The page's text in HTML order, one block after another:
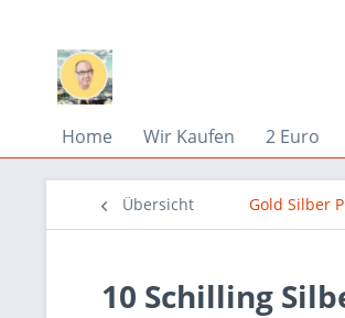
Home Wir Kaufen 2 Euro
Übersicht Gold Silber
10 Schilling